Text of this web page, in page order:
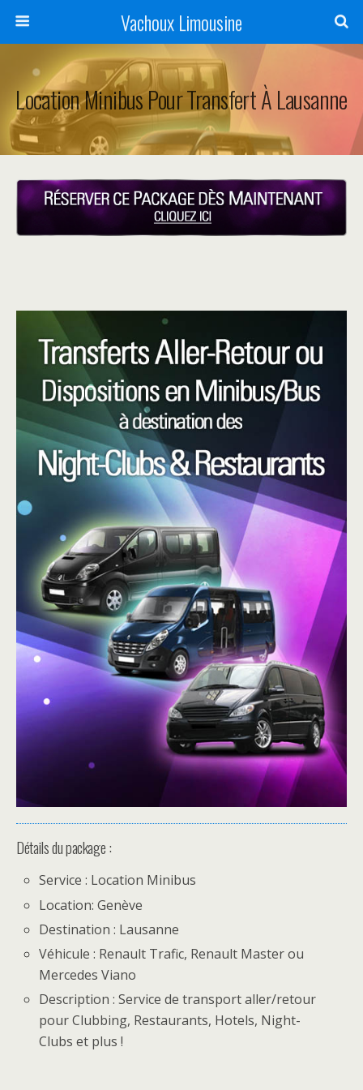
Vachoux Limousine
Location Minibus Pour Transfert À Lausanne
Détails du package :
Service : Location Minibus
Location: Genève
Destination : Lausanne
Véhicule : Renault Trafic, Renault Master ou
Mercedes Viano
Description : Service de transport aller/retour
pour Clubbing, Restaurants, Hotels, Night-
Clubs et plus !